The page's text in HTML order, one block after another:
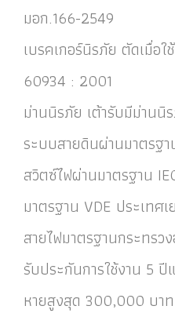
มอก.166-2549
เบรคเกอร์นิรภัย ตัดเมื่อใ
60934 : 2001
ม่านนิรภัย เต้ารับมีม่านนิ
ระบบสายดินผ่านมาตรฐ
สวิตซ์ไฟผ่านมาตรฐาน
มาตรฐาน VDE ประเทศ
สายไฟมาตรฐานกระทรว
รับประกันการใช้งาน 5
หายสูงสุด 300,000 บาท